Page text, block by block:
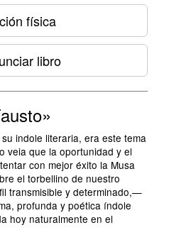
física
libro
indole literaria, era este tema
veia que la oportunidad y el
con mejor éxito la Musa
el torbellino de nuestro
transmisible y determinado,—
profunda y poética índole
hoy naturalmente en el